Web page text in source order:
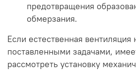
предотвращения
обмерзания.
Если естественная вентиляция
поставленными задачами,
рассмотреть установку